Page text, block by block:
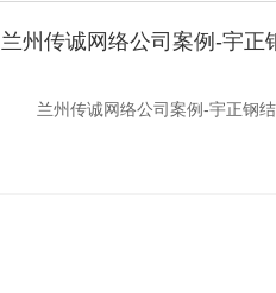
兰州传诚网络公司案例-宇正
兰州传诚网络公司案例-宇正钢